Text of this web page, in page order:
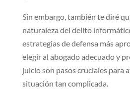
Sin embargo, también te diré
naturaleza del delito
estrategias de defensa más
elegir al abogado adecuado y
juicio son pasos cruciales para
situación tan complicada.